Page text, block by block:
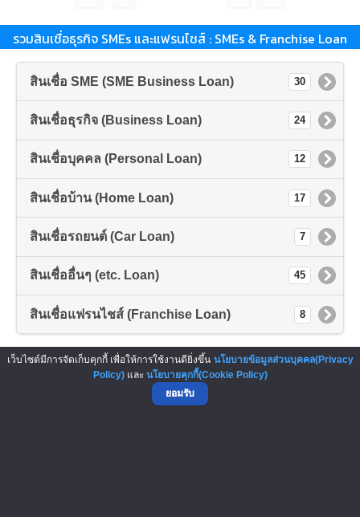
รวมสินเชื่อธุรกิจ SMEs และแฟรนไชส์ : SMEs & Franchise Loan
สินเชื่อ SME (SME Business Loan) 30
สินเชื่อธุรกิจ (Business Loan) 24
สินเชื่อบุคคล (Personal Loan) 12
สินเชื่อบ้าน (Home Loan) 17
สินเชื่อรถยนต์ (Car Loan) 7
สินเชื่ออื่นๆ (etc. Loan) 45
สินเชื่อแฟรนไชส์ (Franchise Loan) 8
▲ GO TO TOP
เว็บไซต์มีการจัดเก็บคุกกี้ เพื่อให้การใช้งานดียิ่งขึ้น นโยบายข้อมูลส่วนบุคคล(Privacy
Policy)และ นโยบายคุกกี้(Cookie Policy)
ยอมรับ